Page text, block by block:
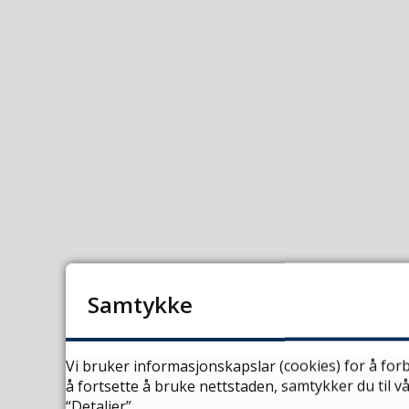
Samtykke
Vi bruker informasjonskapslar (cookies) for å
å fortsette å bruke nettstaden, samtykker du til